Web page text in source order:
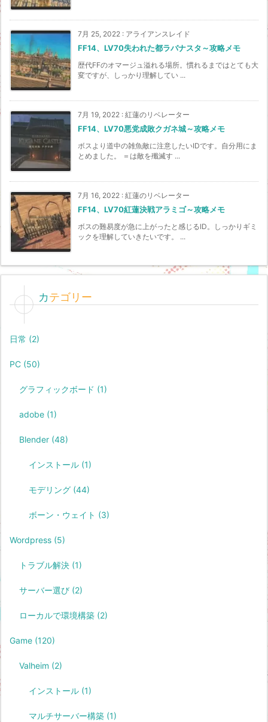
7月 25, 2022 : アライアンスレイド
FF14、LV70失われた都ラバナスタ～攻略メモ
歴代FFのオマージュ溢れる場所。慣れるまではとても大
変ですが、しっかり理解してい ...
7月 19, 2022 : 紅蓮のリベレーター
FF14、LV70悪党成敗クガネ城～攻略メモ
ボスより道中の雑魚敵に注意したいIDです。自分用にま
とめました。 ＝は敵を殲滅す ...
7月 16, 2022 : 紅蓮のリベレーター
FF14、LV70紅蓮決戦アラミゴ～攻略メモ
ボスの難易度が急に上がったと感じるID。しっかりギミ
ックを理解していきたいです。 ...
カテゴリー
日常 (2)
PC (50)
グラフィックボード (1)
adobe (1)
Blender (48)
インストール (1)
モデリング (44)
ボーン・ウェイト (3)
Wordpress (5)
トラブル解決 (1)
サーバー選び (2)
ローカルで環境構築 (2)
Game (120)
Valheim (2)
インストール (1)
マルチサーバー構築 (1)